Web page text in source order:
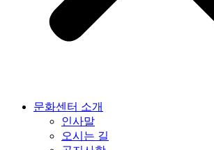
문화센터 소개
인사말
오시는 길